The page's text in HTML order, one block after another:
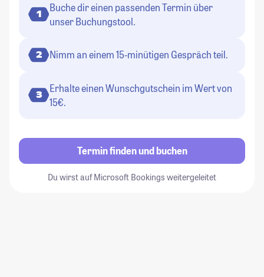
1
Buche dir einen passenden Termin über
unser Buchungstool.
2 Nimm an einem 15-minütigen Gespräch teil.
3
Erhalte einen Wunschgutschein im Wert von
15€.
Termin finden und buchen
Du wirst auf Microsoft Bookings weitergeleitet